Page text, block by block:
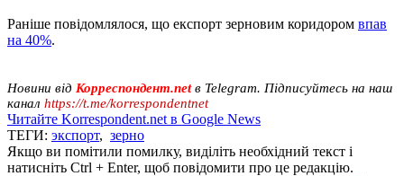
Раніше повідомлялося, що експорт зерновим коридором впав
на 40%.
Новини від Корреспондент.netв Telegram. Підписуйтесь на наш
канал https://t.me/korrespondentnet
Читайте Korrespondent.net в Google News
ТЕГИ: экспорт, зерно
Якщо ви помітили помилку, виділіть необхідний текст і
натисніть Ctrl + Enter, щоб повідомити про це редакцію.